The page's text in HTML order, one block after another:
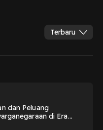
Terbaru
dan Peluang
di Era
teknologi digital